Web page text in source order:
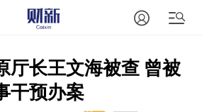
厅长王文海被查 曾被
干预办案